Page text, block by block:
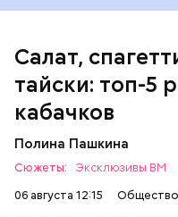
Салат,
тайски: топ-5
кабачков
Полина Пашкина
Сюжеты: Эксклюзивы ВМ
06 августа 12:15
Общество